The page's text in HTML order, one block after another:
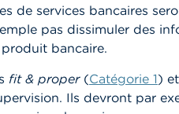
de services bancaires
pas dissimuler des
bancaire.
fit & proper(Catégorie 1)
Ils devront par